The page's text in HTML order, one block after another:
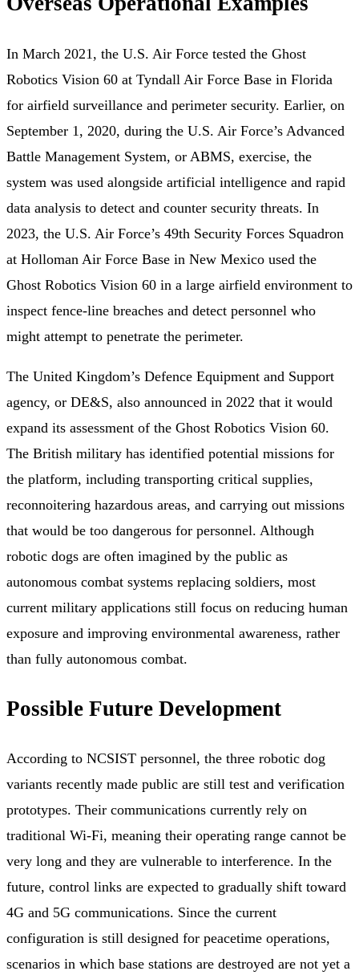
In March 2021, the U.S. Air Force tested the Ghost
Robotics Vision 60 at Tyndall Air Force Base in Florida
for airfield surveillance and perimeter security. Earlier, on
September 1, 2020, during the U.S. Air Force’s Advanced
Battle Management System, or ABMS, exercise, the
system was used alongside artificial intelligence and rapid
data analysis to detect and counter security threats. In
2023, the U.S. Air Force’s 49th Security Forces Squadron
at Holloman Air Force Base in New Mexico used the
Ghost Robotics Vision 60 in a large airfield environment to
inspect fence-line breaches and detect personnel who
might attempt to penetrate the perimeter.
The United Kingdom’s Defence Equipment and Support
agency, or DE&S, also announced in 2022 that it would
expand its assessment of the Ghost Robotics Vision 60.
The British military has identified potential missions for
the platform, including transporting critical supplies,
reconnoitering hazardous areas, and carrying out missions
that would be too dangerous for personnel. Although
robotic dogs are often imagined by the public as
autonomous combat systems replacing soldiers, most
current military applications still focus on reducing human
exposure and improving environmental awareness, rather
than fully autonomous combat.
Possible Future Development
According to NCSIST personnel, the three robotic dog
variants recently made public are still test and verification
prototypes. Their communications currently rely on
traditional Wi-Fi, meaning their operating range cannot be
very long and they are vulnerable to interference. In the
future, control links are expected to gradually shift toward
4G and 5G communications. Since the current
configuration is still designed for peacetime operations,
scenarios in which base stations are destroyed are not yet a